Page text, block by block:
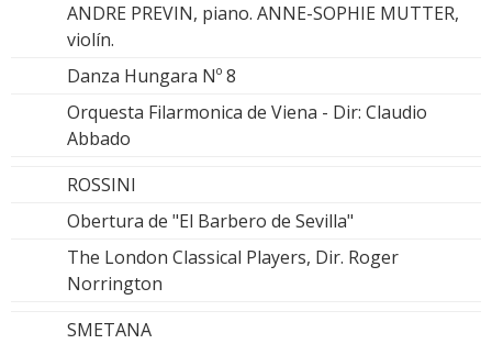
ANDRE PREVIN, piano. ANNE-SOPHIE MUTTER,
violín.
Danza Hungara Nº 8
Orquesta Filarmonica de Viena - Dir: Claudio
Abbado
ROSSINI
Obertura de "El Barbero de Sevilla"
The London Classical Players, Dir. Roger
Norrington
SMETANA